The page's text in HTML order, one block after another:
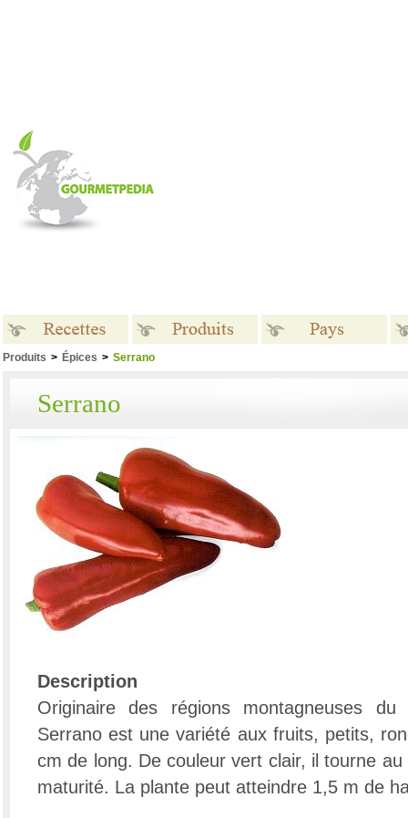
Produits > Épices > Serrano
Serrano
Description
Originaire des régions montagneuses
Serrano est une variété aux fruits, petits,
cm de long. De couleur vert clair, il tourne
maturité. La plante peut atteindre 1,5 m de